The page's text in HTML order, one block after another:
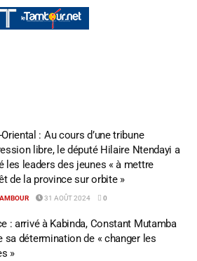
Oriental : Au cours d’une tribune
libre, le député Hilaire Ntendayi a
les leaders des jeunes « à mettre
de la province sur orbite »
31 AOÛT 2024 0
: arrivé à Kabinda, Constant Mutamba
sa détermination de « changer les
»